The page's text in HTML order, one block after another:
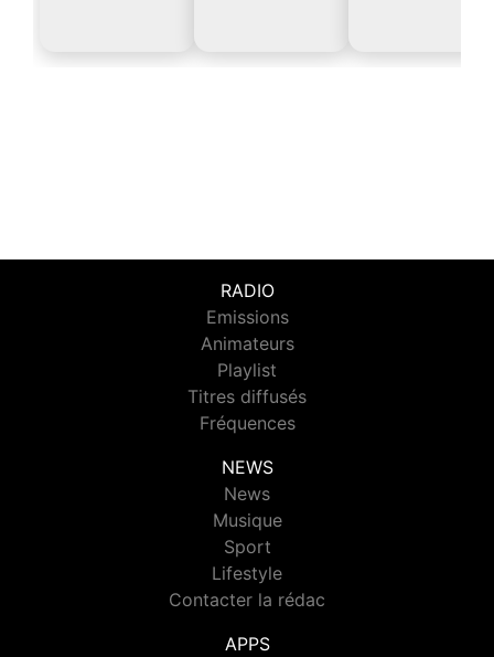
RADIO
Emissions
Animateurs
Playlist
Titres diffusés
Fréquences
NEWS
News
Musique
Sport
Lifestyle
Contacter la rédac
APPS